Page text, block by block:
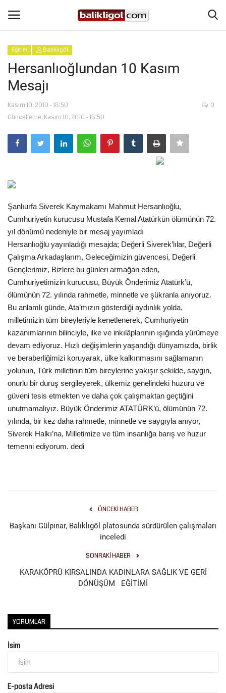
Giriş Yap
Anasayfa
Köşe Yazıları
Şanlıurfa
Spor
Gündem
Tekno Bilim
Ekonomi
Galeriler
Siyaset
Künye
Yaşam
İletişim
Sağlık
Eğitim Balıklıgöl
Hersanlıoğlundan 10 Kasım
Mesajı
Kasım 10, 2010 - 18:50
Güncelleme: Kasım 10, 2010 - 18:50
0
Şanlıurfa Siverek Kaymakamı Mahmut Hersanlıoğlu,
Cumhuriyetin kurucusu Mustafa Kemal Atatürkün ölümünün 72.
yıl dönümü nedeniyle bir mesaj yayımladı
Hersanlıoğlu yayınladığı mesajda; Değerli Siverek’lılar, Değerli
Çalışma Arkadaşlarım, Geleceğimizin güvencesi, Değerli
Gençlerimiz, Bizlere bu günleri armağan eden,
Cumhuriyetimizin kurucusu, Büyük Önderimiz Atatürk’ü,
ölümünün 72. yılında rahmetle, minnetle ve şükranla anıyoruz.
Bu anlamlı günde, Ata’mızın gösterdiği aydınlık yolda,
milletimizin tüm bireyleriyle kenetlenerek, Cumhuriyetin
kazanımlarının bilinciyle, ilke ve inkılâplarının ışığında yürümeye
devam ediyoruz. Hızlı değişimlerin yaşandığı dünyamızda, birlik
ve beraberliğimizi koruyarak, ülke kalkınmasını sağlamanın
yolunun, Türk milletinin tüm bireylerine yakışır şekilde, saygın,
onurlu bir duruş sergileyerek, ülkemiz genelindeki huzuru ve
güveni tesis etmekten ve daha çok çalışmaktan geçtiğini
unutmamalıyız. Büyük Önderimiz ATATÜRK’ü, ölümünün 72.
yılında, bir kez daha rahmetle, minnetle ve saygıyla anıyor,
Siverek Halkı’na, Milletimize ve tüm insanlığa barış ve huzur
temenni ediyorum. dedi
ÖNCEKI HABER
Başkanı Gülpınar, Balıklıgöl platosunda sürdürülen çalışmaları
inceledi
SONRAKI HABER
KARAKÖPRÜ KIRSALINDA KADINLARA SAĞLIK VE GERİ
DÖNÜŞÜM EĞİTİMİ
YORUMLAR
İsim
E-posta Adresi